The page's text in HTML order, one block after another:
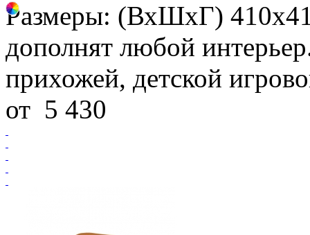
Размеры: (ВхШхГ)
дополнят любой
прихожей, детской
от 5 430